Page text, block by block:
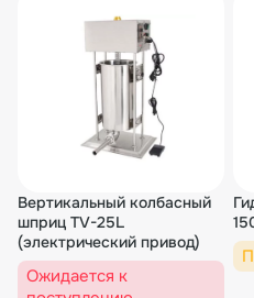
Вертикальный колбасный
шприц TV-25L
(электрический привод)
Ожидается к